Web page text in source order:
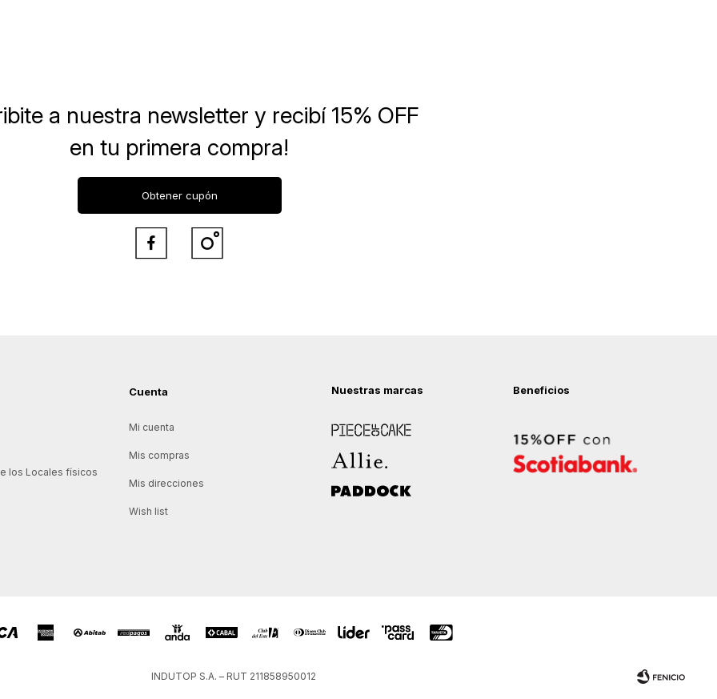
los Locales físicos
Cuenta
Mi cuenta
Mis compras
Mis direcciones
Wish list
Nuestras marcas
Piece of Cake
Allie
Paddock
Beneficios
a nuestra newsletter y recibí 15% OFF
en tu primera compra!
Obtener cupón
 
INDUTOP S.A. – RUT 211858950012